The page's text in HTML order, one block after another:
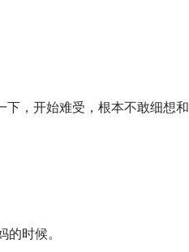
，开始难受，根本不敢细想
的时候。